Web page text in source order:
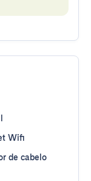
Wifi
de cabelo